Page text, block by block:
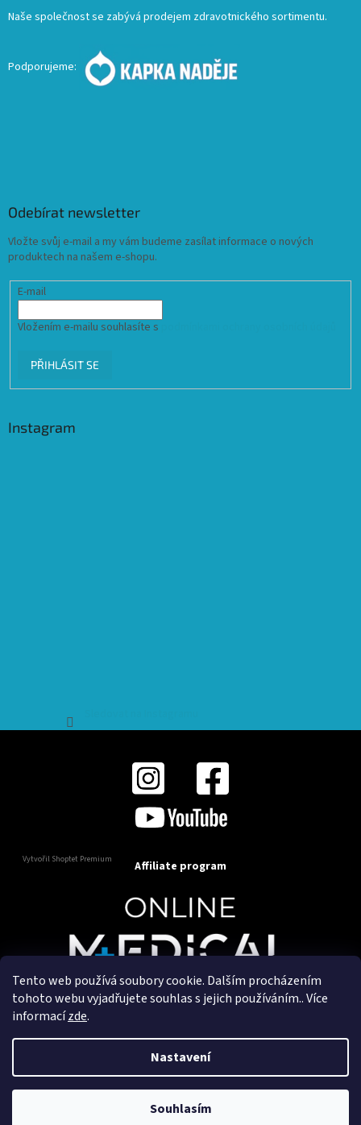
Tento web používá soubory cookie. Dalším procházením
tohoto webu vyjadřujete souhlas s jejich používáním.. Více
informacízde.
Nastavení
Souhlasím
Naše společnost se zabývá prodejem zdravotnického sortimentu.
Podporujeme:
Odebírat newsletter
Vložte svůj e-mail a my vám budeme zasílat informace o nových
produktech na našem e-shopu.
E-mail
Vložením e-mailu souhlasíte s
PŘIHLÁSIT SE
Instagram
Vytvořil Shoptet Premium Affiliate program
Copyright 2025OnlineMedical.cz. Všechna práva
Vytvořil a marketingově zajišťuje